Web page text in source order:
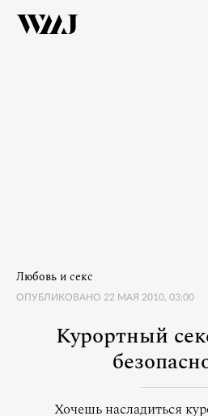
Любовь и секс
ОПУБЛИКОВАНО 22 МАЯ 2010, 03:00
Курортный
Хочешь насладиться